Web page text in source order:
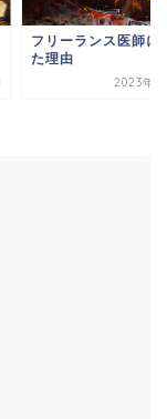
子供がインフルエン
なりました
2023年10